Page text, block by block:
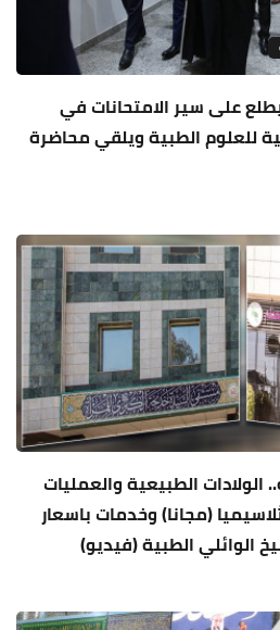
على سير الامتحانات في
للعلوم الطبية ويلقي محاضرة
الولادات الطبيعية والعمليات
(مجانا) وخدمات باسعار
الطبية (فيديو)